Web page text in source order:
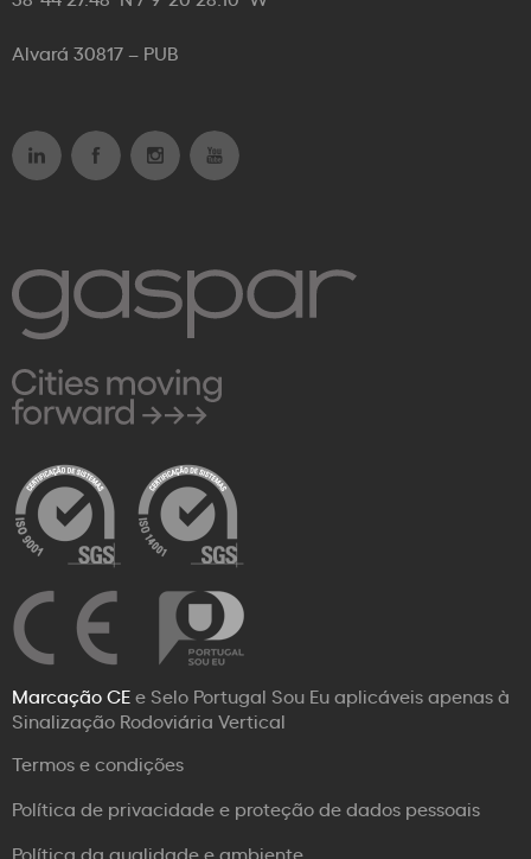
Alvará 30817 – PUB
Marcação CEe Selo Portugal Sou Eu aplicáveis apenas à
Sinalização Rodoviária Vertical
Termos e condições
Política de privacidade e proteção de dados pessoais
Política da qualidade e ambiente